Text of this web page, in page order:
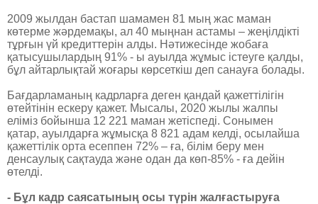
2009 жылдан бастап шамамен 81 мың жас маман
көтерме жәрдемақы, ал 40 мыңнан астамы – жеңілдікті
тұрғын үй кредиттерін алды. Нәтижесінде жобаға
қатысушылардың 91% - ы ауылда жұмыс істеуге қалды,
бұл айтарлықтай жоғары көрсеткіш деп санауға болады.
Бағдарламаның кадрларға деген қандай қажеттілігін
өтейтінін ескеру қажет. Мысалы, 2020 жылы жалпы
еліміз бойынша ­12 221 маман ­жетіспеді. Сонымен
қатар, ауылдарға жұмысқа 8 821 адам келді, осылайша
қажеттілік орта есеппен 72% – ға, білім беру мен
денсаулық сақтауда және одан да көп-85% - ға дейін
өтелді.
- Бұл кадр саясатының осы түрін жалғастыруға